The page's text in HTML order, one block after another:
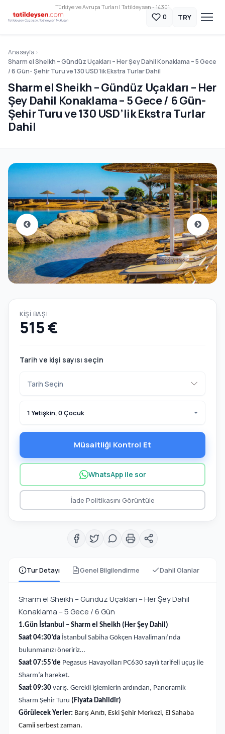
Türkiye ve Avrupa Turları | Tatildeysen - 14301
0 TRY
Anasayfa
Sharm el Sheikh – Gündüz Uçakları – Her Şey Dahil Konaklama – 5 Gece
/ 6 Gün- Şehir Turu ve 130 USD’lik Ekstra Turlar Dahil
Sharm el Sheikh – Gündüz Uçakları – Her
Şey Dahil Konaklama – 5 Gece / 6 Gün-
Şehir Turu ve 130 USD’lik Ekstra Turlar
Dahil
Tur Detayı Genel Bilgilendirme Dahil Olanlar
Sharm el Sheikh – Gündüz Uçakları – Her Şey Dahil
Konaklama – 5 Gece / 6 Gün
1.Gün İstanbul – Sharm el Sheikh (Her Şey Dahil)
Saat 04:30’da İstanbul Sabiha Gökçen Havalimanı’nda
bulunmanızı öneririz…
Saat 07:55’de Pegasus Havayolları PC630 sayılı tarifeli uçuş ile
Sharm’a hareket.
Saat 09:30 varış. Gerekli işlemlerin ardından, Panoramik
Sharm Şehir Turu (Fiyata Dahildir)
Görülecek Yerler: Barış Anıtı, Eski Şehir Merkezi, El Sahaba
Camii serbest zaman.
KIŞI BAŞI
515 €
Tarih ve kişi sayısı seçin
1 Yetişkin, 0 Çocuk
Müsaitliği Kontrol Et
WhatsApp ile sor
İade Politikasını Görüntüle